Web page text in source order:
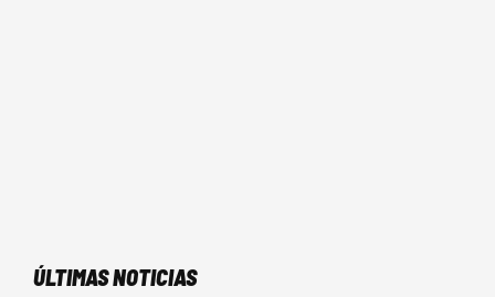
ÚLTIMAS NOTICIAS